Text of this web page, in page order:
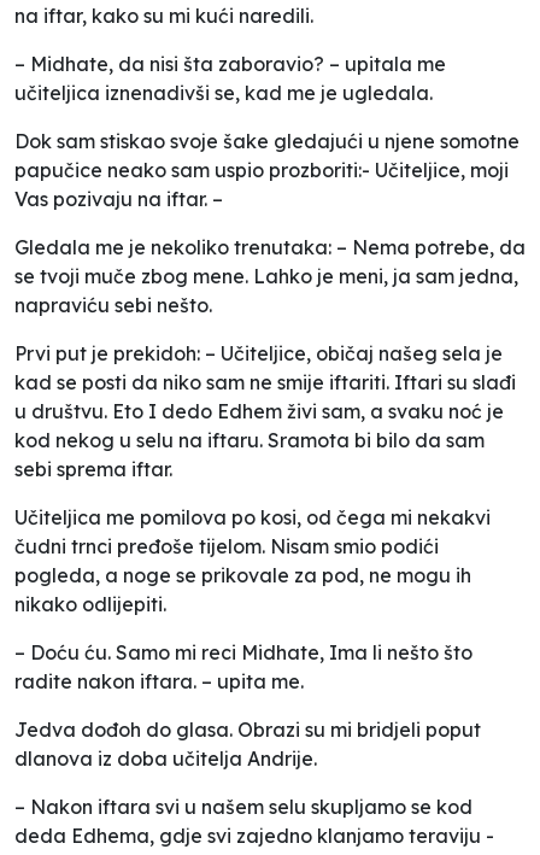
na iftar, kako su mi kući naredili.
– Midhate, da nisi šta zaboravio? – upitala me
učiteljica iznenadivši se, kad me je ugledala.
Dok sam stiskao svoje šake gledajući u njene somotne
papučice neako sam uspio prozboriti:- Učiteljice, moji
Vas pozivaju na iftar. –
Gledala me je nekoliko trenutaka: – Nema potrebe, da
se tvoji muče zbog mene. Lahko je meni, ja sam jedna,
napraviću sebi nešto.
Prvi put je prekidoh: – Učiteljice, običaj našeg sela je
kad se posti da niko sam ne smije iftariti. Iftari su slađi
u društvu. Eto I dedo Edhem živi sam, a svaku noć je
kod nekog u selu na iftaru. Sramota bi bilo da sam
sebi sprema iftar.
Učiteljica me pomilova po kosi, od čega mi nekakvi
čudni trnci pređoše tijelom. Nisam smio podići
pogleda, a noge se prikovale za pod, ne mogu ih
nikako odlijepiti.
– Doću ću. Samo mi reci Midhate, Ima li nešto što
radite nakon iftara. – upita me.
Jedva dođoh do glasa. Obrazi su mi bridjeli poput
dlanova iz doba učitelja Andrije.
– Nakon iftara svi u našem selu skupljamo se kod
deda Edhema, gdje svi zajedno klanjamo teraviju -